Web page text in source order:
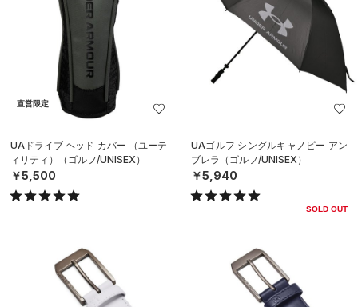
直営限定
UAドライブ ヘッド カバー （ユーテ
ィリティ）（ゴルフ/UNISEX）
￥5,500
UAゴルフ シングルキャノピー アン
ブレラ（ゴルフ/UNISEX）
￥5,940
SOLD OUT